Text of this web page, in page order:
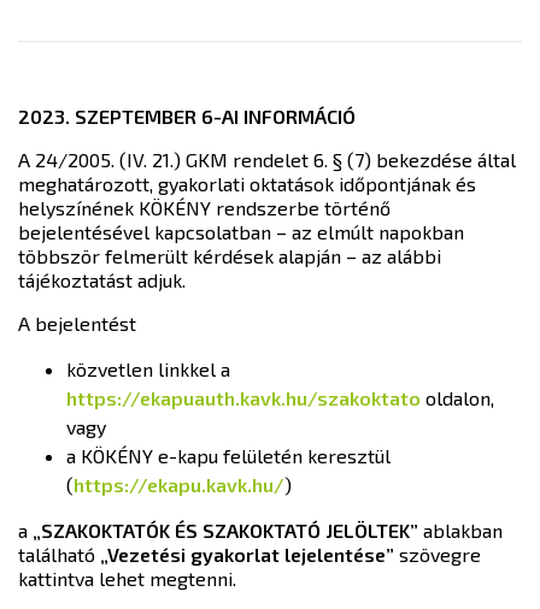
2023. SZEPTEMBER 6-AI INFORMÁCIÓ
A 24/2005. (IV. 21.) GKM rendelet 6. § (7) bekezdése által
meghatározott, gyakorlati oktatások időpontjának és
helyszínének KÖKÉNY rendszerbe történő
bejelentésével kapcsolatban – az elmúlt napokban
többször felmerült kérdések alapján – az alábbi
tájékoztatást adjuk.
A bejelentést
közvetlen linkkel a
https://ekapuauth.kavk.hu/szakoktato oldalon,
vagy
a KÖKÉNY e-kapu felületén keresztül
(https://ekapu.kavk.hu/)
a „SZAKOKTATÓK ÉS SZAKOKTATÓ JELÖLTEK” ablakban
található „Vezetési gyakorlat lejelentése” szövegre
kattintva lehet megtenni.